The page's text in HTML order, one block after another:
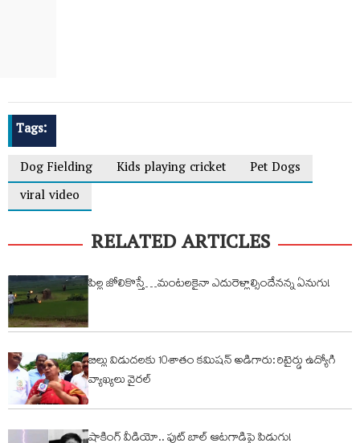
Tags:
Dog Fielding
Kids playing cricket
Pet Dogs
viral video
RELATED ARTICLES
పిల్ల జోలికొస్తే…మంటలకైనా ఎదురెళ్లాల్సిందేనన్న ఏనుగు!
బిల్లు విడుదలకు 10శాతం కమిషన్ అడిగారు: రిటైర్డు ఉద్యోగి
వ్యాఖ్యలు వైరల్
షాకింగ్ వీడియో.. ఫుట్ బాల్ ఆటగాడిపై పిడుగు!